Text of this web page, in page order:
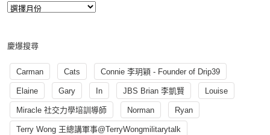
慶爆搜尋
Carman Cats Connie 李玥穎 - Founder of Drip39
Elaine Gary In JBS Brian 李凱賢 Louise
Miracle 社交力學培訓導師 Norman Ryan
Terry Wong 王總講軍事@TerryWongmilitarytalk